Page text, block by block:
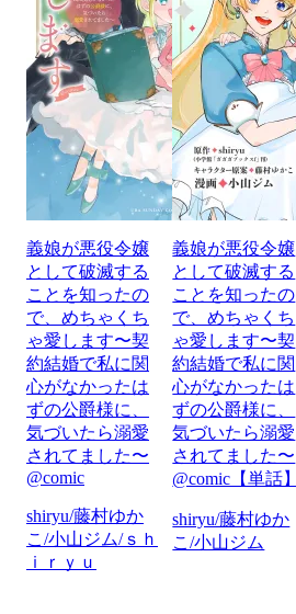
義娘が悪役令嬢
として破滅する
ことを知ったの
で、めちゃくち
ゃ愛します〜契
約結婚で私に関
心がなかったは
ずの公爵様に、
気づいたら溺愛
されてました〜
@comic
shiryu/藤村ゆか
こ/小山ジム/ｓｈ
ｉｒｙｕ
義娘が悪役令嬢
として破滅する
ことを知ったの
で、めちゃくち
ゃ愛します〜契
約結婚で私に関
心がなかったは
ずの公爵様に、
気づいたら溺愛
されてました〜
@comic【単話】
shiryu/藤村ゆか
こ/小山ジム